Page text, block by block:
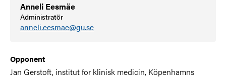
Anneli Eesmäe
Administratör
anneli.eesmae@gu.se
Opponent
Jan Gerstoft, institut for klinisk medicin, Köpenhamns